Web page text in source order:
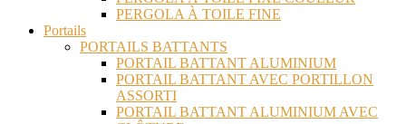
PERGOLA À TOILE FINE
Portails
PORTAILS BATTANTS
PORTAIL BATTANT ALUMINIUM
PORTAIL BATTANT AVEC PORTILLON
ASSORTI
PORTAIL BATTANT ALUMINIUM AVEC